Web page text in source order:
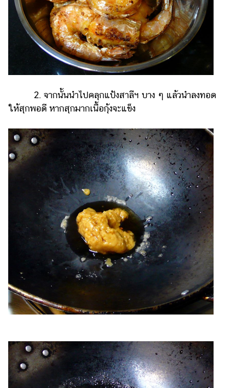
2. จากนั้นนำไปคลุกแป้งสาลีฯ บาง ๆ แล้วนำลงทอด
ให้สุกพอดี หากสุกมากเนื้อกุ้งจะแข็ง